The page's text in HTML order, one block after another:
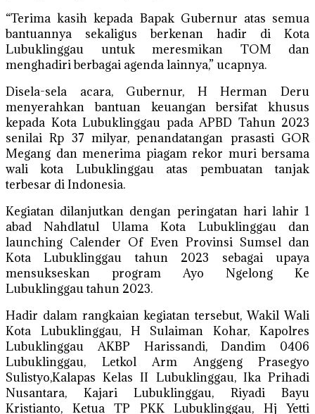
“Terima kasih kepada Bapak Gubernur atas semua
bantuannya sekaligus berkenan hadir di Kota
Lubuklinggau untuk meresmikan TOM dan
menghadiri berbagai agenda lainnya,” ucapnya.
Disela-sela acara, Gubernur, H Herman Deru
menyerahkan bantuan keuangan bersifat khusus
kepada Kota Lubuklinggau pada APBD Tahun 2023
senilai Rp 37 milyar, penandatangan prasasti GOR
Megang dan menerima piagam rekor muri bersama
wali kota Lubuklinggau atas pembuatan tanjak
terbesar di Indonesia.
Kegiatan dilanjutkan dengan peringatan hari lahir 1
abad Nahdlatul Ulama Kota Lubuklinggau dan
launching Calender Of Even Provinsi Sumsel dan
Kota Lubuklinggau tahun 2023 sebagai upaya
mensukseskan program Ayo Ngelong Ke
Lubuklinggau tahun 2023.
Hadir dalam rangkaian kegiatan tersebut, Wakil Wali
Kota Lubuklinggau, H Sulaiman Kohar, Kapolres
Lubuklinggau AKBP Harissandi, Dandim 0406
Lubuklinggau, Letkol Arm Anggeng Prasegyo
Sulistyo,Kalapas Kelas II Lubuklinggau, Ika Prihadi
Nusantara, Kajari Lubuklinggau, Riyadi Bayu
Kristianto, Ketua TP PKK Lubuklinggau, Hj Yetti